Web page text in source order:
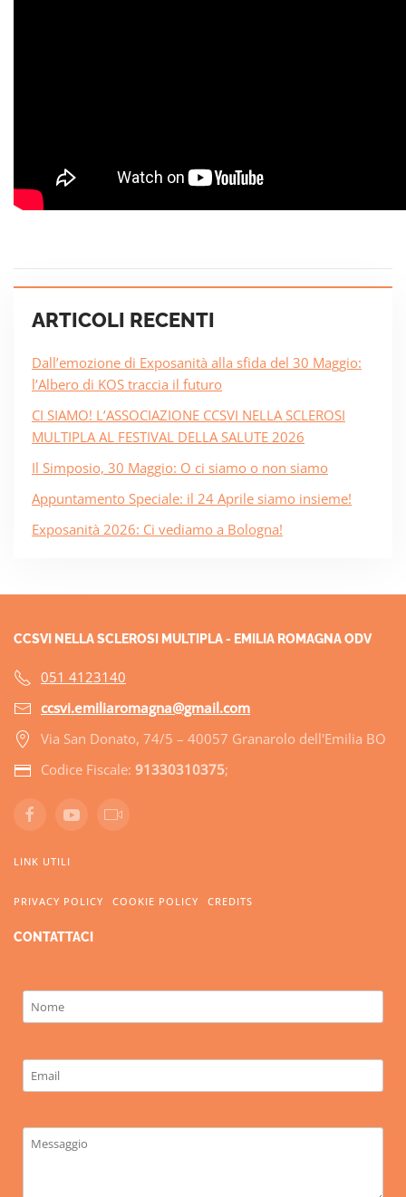
ARTICOLI RECENTI
Dall’emozione di Exposanità alla sfida del 30 Maggio:
l’Albero di KOS traccia il futuro
CI SIAMO! L’ASSOCIAZIONE CCSVI NELLA SCLEROSI
MULTIPLA AL FESTIVAL DELLA SALUTE 2026
Il Simposio, 30 Maggio: O ci siamo o non siamo
Appuntamento Speciale: il 24 Aprile siamo insieme!
Exposanità 2026: Ci vediamo a Bologna!
CCSVI NELLA SCLEROSI MULTIPLA - EMILIA ROMAGNA ODV
051 4123140
ccsvi.emiliaromagna@gmail.com
Via San Donato, 74/5 – 40057 Granarolo dell'Emilia BO
Codice Fiscale: 91330310375;
LINK UTILI
PRIVACY POLICY COOKIE POLICY CREDITS
CONTATTACI